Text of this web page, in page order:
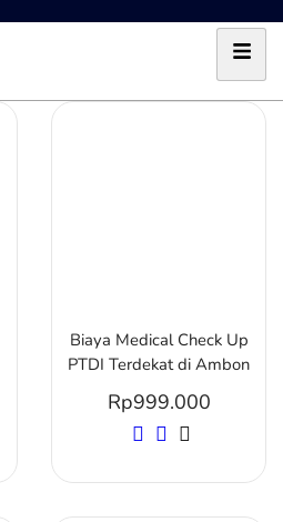
Biaya Medical Check Up
PTDI Terdekat di Ambon
Rp999.000